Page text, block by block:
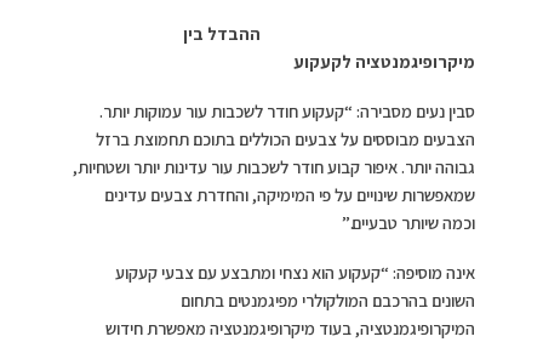
ההבדל בין
מיקרופיגמנטציה לקעקוע
סבין נעים מסבירה: “קעקוע חודר לשכבות עור עמוקות יותר.
הצבעים מבוססים על צבעים הכוללים בתוכם תחמוצת ברזל
גבוהה יותר. איפור קבוע חודר לשכבות עור עדינות יותר ושטחיות,
שמאפשרות שינויים על פי המימיקה, והחדרת צבעים עדינים
וכמה שיותר טבעיים.”
אינה מוסיפה: “קעקוע הוא נצחי ומתבצע עם צבעי קעקוע
השונים בהרכבם המולקולרי מפיגמנטים בתחום
המיקרופיגמנטציה, בעוד מיקרופיגמנטציה מאפשרת חידוש